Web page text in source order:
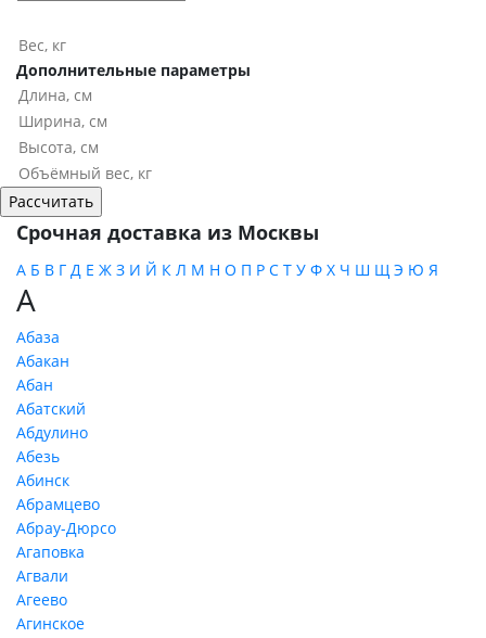
Дополнительные параметры
Срочная доставка из Москвы
А Б В Г Д Е Ж З И Й К Л М Н О П Р С Т У Ф Х Ч Ш Щ Э Ю Я
А
Абаза
Абакан
Абан
Абатский
Абдулино
Абезь
Абинск
Абрамцево
Абрау-Дюрсо
Агаповка
Агвали
Агеево
Агинское